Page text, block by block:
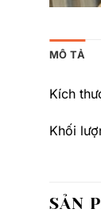
MÔ TẢ
Kích
Khối
SẢN